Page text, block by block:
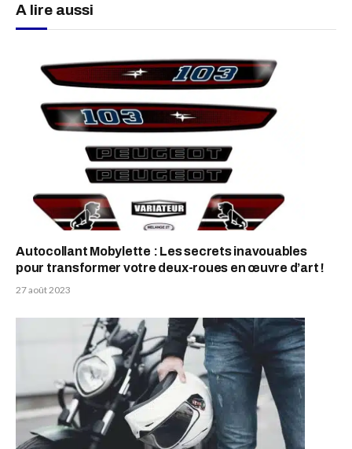
A lire aussi
Autocollant Mobylette : Les secrets inavouables
pour transformer votre deux-roues en œuvre d’art !
27 août 2023